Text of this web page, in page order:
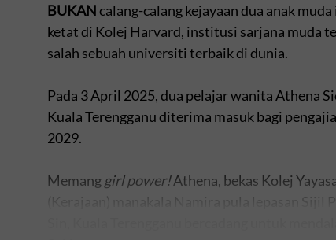
BUKANcalang-calang kejayaan dua anak
ketat di Kolej Harvard, institusi sarjana muda
salah sebuah universiti terbaik di dunia.
Pada 3 April 2025, dua pelajar wanita Athena
Kuala Terengganu diterima masuk bagi
2029.
Memang girl power!Athena, bekas Kolej
(Kerajaan) manakala Namira pula lepasan Sijil